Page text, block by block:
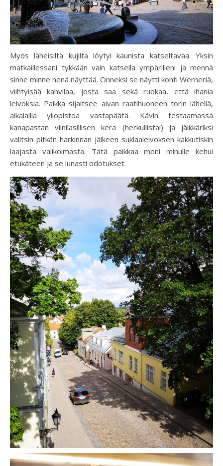
Myös läheisiltä kujilta löytyi kaunista katseltavaa. Yksin
matkaillessani tykkään vain katsella ympärilleni ja mennä
sinne minne nenä näyttää. Onneksi se näytti kohti Werneriä,
viihtyisää kahvilaa, josta saa sekä ruokaa, että ihania
leivoksia. Paikka sijaitsee aivan raatihuoneen torin lähellä,
aikalailla yliopistoa vastapäätä. Kävin testaamassa
kanapastan viinilasillisen kera (herkullista!) ja jälkkäriksi
valitsin pitkän harkinnan jälkeen suklaaleivoksen kakkutiskin
laajasta valikoimasta. Tätä paikkaa moni minulle kehui
etukäteen ja se lunasti odotukset.